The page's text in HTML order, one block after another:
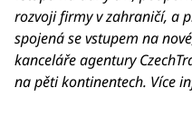
rozvoji firmy v zahraničí, a
spojená se vstupem na
kanceláře agentury
na pěti kontinentech. Více